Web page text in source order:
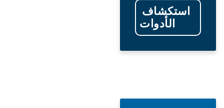
استكشاف
الأدوات